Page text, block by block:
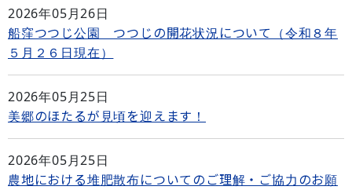
2026年05月26日
船窪つつじ公園 つつじの開花状況について（令和８年
５月２６日現在）
2026年05月25日
美郷のほたるが見頃を迎えます！
2026年05月25日
農地における堆肥散布についてのご理解・ご協力のお願